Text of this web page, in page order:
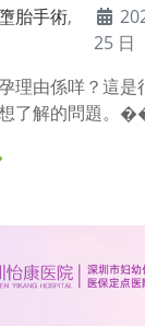
胎手術,
25 日
理由係咩？這是
了解的問題。